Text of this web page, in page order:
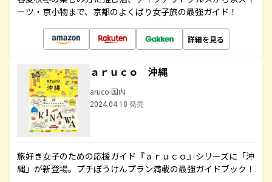
ーツ・京小物まで、京都のよくばり女子旅の最強ガイド！
詳細を見る
ａｒｕｃｏ 沖縄
aruco 国内
2024.04.18 発売
旅好き女子のための応援ガイド『ａｒｕｃｏ』シリーズに「沖
縄」が新登場。プチぼうけんプラン満載の最強ガイドブック！